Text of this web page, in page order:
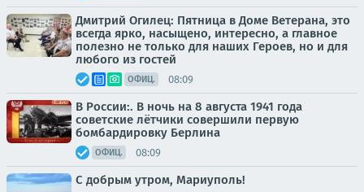
Дмитрий Огилец: Пятница в Доме Ветерана, это
всегда ярко, насыщено, интересно, а главное
полезно не только для наших Героев, но и для
любого из гостей
ОФИЦ. 08:09
В России:. В ночь на 8 августа 1941 года
советские лётчики совершили первую
бомбардировку Берлина
ОФИЦ. 08:09
С добрым утром, Мариуполь!